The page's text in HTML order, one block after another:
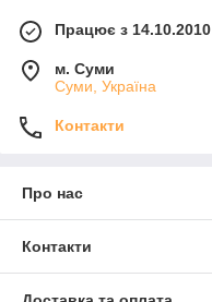
Працює з 14.10.2010
м. Суми
Суми, Україна
Контакти
Про нас
Контакти